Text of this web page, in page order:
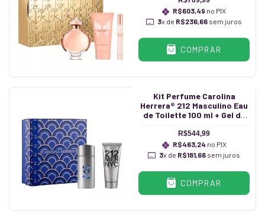
R$603,49 no PIX
3x de R$236,66 sem juros
COMPRAR
Kit Perfume Carolina
Herrera® 212 Masculino Eau
de Toilette 100 ml + Gel de
R$544,99
R$463,24 no PIX
3x de R$181,66 sem juros
COMPRAR